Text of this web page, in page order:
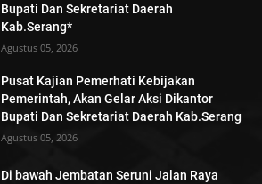
Bupati Dan Sekretariat Daerah
Kab.Serang*
Agustus 05, 2026
Pusat Kajian Pemerhati Kebijakan
Pemerintah, Akan Gelar Aksi Dikantor
Bupati Dan Sekretariat Daerah Kab.Serang
Agustus 05, 2026
Di bawah Jembatan Seruni Jalan Raya